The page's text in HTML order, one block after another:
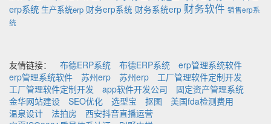
erp系统 生产系统erp 财务erp系统 财务系统erp 财务软件 销售erp系
统
友情链接： 布德ERP系统 布德ERP系统
erp管理系统软件
erp管理系统软件
苏州erp 苏州erp
工厂管理软件定制开发
工厂管理软件定制开发
app软件开发公司
固定资产管理系统
金华网站建设
SEO优化 选型宝 抠图
美国fda检测费用
温泉设计
法拍房
西安抖音直播运营